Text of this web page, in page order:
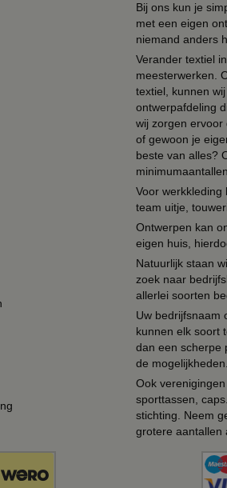
Bij ons kun je
met een eigen
niemand anders
Verander textiel
meesterwerken.
textiel, kunnen
ontwerpafdeling
wij zorgen ervoor
of gewoon je
beste van alles?
Voor
team uitje,
Ontwerpen kan
eigen huis,
Natuurlijk staan
zoek naar
allerlei soorten
Uw bedrijfsnaam
kunnen elk soort
dan een scherpe
de mogelijkheden.
Ook
sporttassen,
stichting. Neem
grotere aantallen